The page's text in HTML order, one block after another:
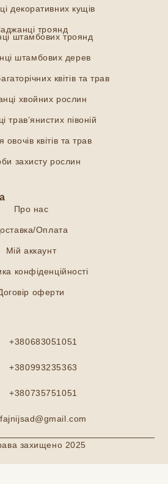
декоративних кущів
троянд
штамбових троянд
штамбових дерев
квітів та трав
хвойних рослин
трав’янистих півоній
овочів квітів та трав
захисту рослин
Про нас
Оплата
Мій аккаунт
конфіденційності
оферти
+380683051051
+380993235363
+380735751051
fajnijsad@gmail.com
захищено 2025